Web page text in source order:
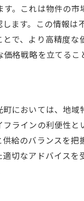
。これは物件の
ます。この情報
で、より高精度
格戦略を立てるこ
においては、地域
ラインの利便性
給のバランスを
切なアドバイス